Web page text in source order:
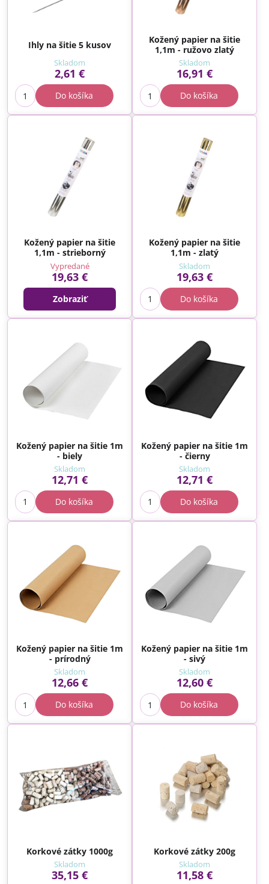
Ihly na šitie 5 kusov
Skladom
2,61 €
Do košíka
Kožený papier na šitie
1,1m - ružovo zlatý
Skladom
16,91 €
Do košíka
Kožený papier na šitie
1,1m - strieborný
Vypredané
19,63 €
Zobraziť
Kožený papier na šitie
1,1m - zlatý
Skladom
19,63 €
Do košíka
Kožený papier na šitie 1m
- biely
Skladom
12,71 €
Do košíka
Kožený papier na šitie 1m
- čierny
Skladom
12,71 €
Do košíka
Kožený papier na šitie 1m
- prírodný
Skladom
12,66 €
Do košíka
Kožený papier na šitie 1m
- sivý
Skladom
12,60 €
Do košíka
Korkové zátky 1000g
Skladom
35,15 €
Korkové zátky 200g
Skladom
11,58 €